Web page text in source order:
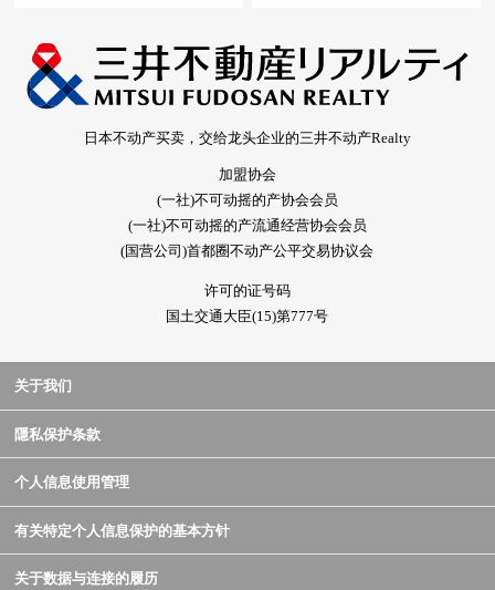
日本不动产买卖，交给龙头企业的三井不动产Realty
加盟协会
(一社)不可动摇的产协会会员
(一社)不可动摇的产流通经营协会会员
(国营公司)首都圈不动产公平交易协议会
许可的证号码
国土交通大臣(15)第777号
关于我们
隱私保护条款
个人信息使用管理
有关特定个人信息保护的基本方针
关于数据与连接的履历